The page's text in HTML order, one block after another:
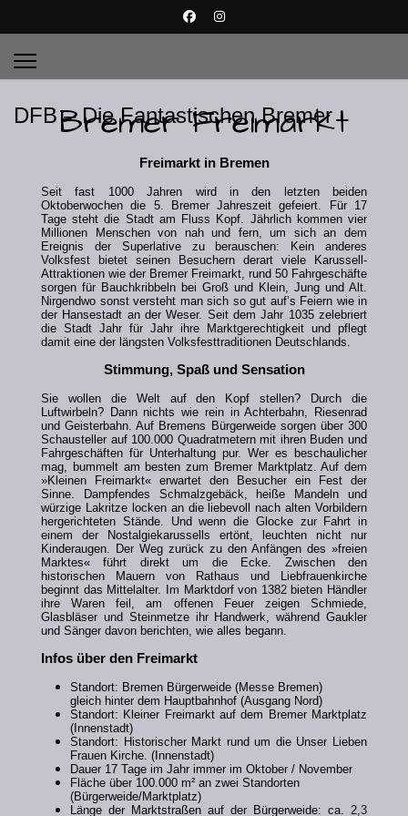
DFB – Die Fantastischen Bremer
Bremer Freimarkt
Freimarkt in Bremen
Seit fast 1000 Jahren wird in den letzten beiden
Oktoberwochen die 5. Bremer Jahreszeit gefeiert. Für 17
Tage steht die Stadt am Fluss Kopf. Jährlich kommen vier
Millionen Menschen von nah und fern, um sich an dem
Ereignis der Superlative zu berauschen: Kein anderes
Volksfest bietet seinen Besuchern derart viele Karussell-
Attraktionen wie der Bremer Freimarkt, rund 50 Fahrgeschäfte
sorgen für Bauchkribbeln bei Groß und Klein, Jung und Alt.
Nirgendwo sonst versteht man sich so gut auf’s Feiern wie in
der Hansestadt an der Weser. Seit dem Jahr 1035 zelebriert
die Stadt Jahr für Jahr ihre Marktgerechtigkeit und pflegt
damit eine der längsten Volksfesttraditionen Deutschlands.
Stimmung, Spaß und Sensation
Sie wollen die Welt auf den Kopf stellen? Durch die
Luftwirbeln? Dann nichts wie rein in Achterbahn, Riesenrad
und Geisterbahn. Auf Bremens Bürgerweide sorgen über 300
Schausteller auf 100.000 Quadratmetern mit ihren Buden und
Fahrgeschäften für Unterhaltung pur. Wer es beschaulicher
mag, bummelt am besten zum Bremer Marktplatz. Auf dem
»Kleinen Freimarkt« erwartet den Besucher ein Fest der
Sinne. Dampfendes Schmalzgebäck, heiße Mandeln und
würzige Lakritze locken an die liebevoll nach alten Vorbildern
hergerichteten Stände. Und wenn die Glocke zur Fahrt in
einem der Nostalgiekarussells ertönt, leuchten nicht nur
Kinderaugen. Der Weg zurück zu den Anfängen des »freien
Marktes« führt direkt um die Ecke. Zwischen den
historischen Mauern von Rathaus und Liebfrauenkirche
beginnt das Mittelalter. Im Marktdorf von 1382 bieten Händler
ihre Waren feil, am offenen Feuer zeigen Schmiede,
Glasbläser und Steinmetze ihr Handwerk, während Gaukler
und Sänger davon berichten, wie alles begann.
Infos über den Freimarkt
Standort: Bremen Bürgerweide (Messe Bremen)
gleich hinter dem Hauptbahnhof (Ausgang Nord)
Standort: Kleiner Freimarkt auf dem Bremer Marktplatz
(Innenstadt)
Standort: Historischer Markt rund um die Unser Lieben
Frauen Kirche. (Innenstadt)
Dauer 17 Tage im Jahr immer im Oktober / November
Fläche über 100.000 m² an zwei Standorten
(Bürgerweide/Marktplatz)
Länge der Marktstraßen auf der Bürgerweide: ca. 2,3